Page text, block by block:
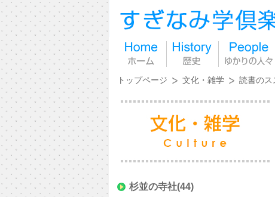
トップページ 文化・雑学 読書の
杉並の寺社(44)